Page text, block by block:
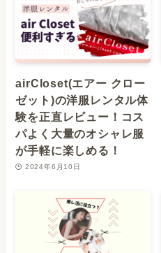
airCloset(エアー クロー
ゼット)の洋服レンタル体
験を正直レビュー！コス
パよく大量のオシャレ服
が手軽に楽しめる！
2024年6月10日